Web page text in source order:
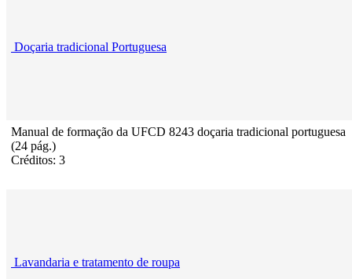
Doçaria tradicional Portuguesa
Manual de formação da UFCD 8243 doçaria tradicional portuguesa
(24 pág.)
Créditos: 3
Lavandaria e tratamento de roupa